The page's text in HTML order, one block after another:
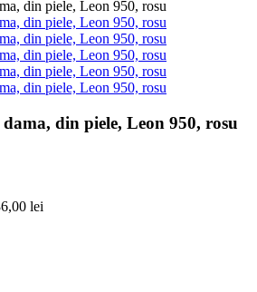
din piele, Leon 950, rosu
lei